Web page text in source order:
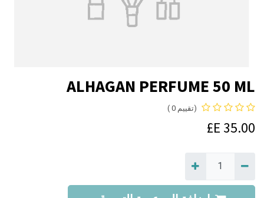
ALHAGAN PERFUME 50 ML
(تقييم 0 )
35.00